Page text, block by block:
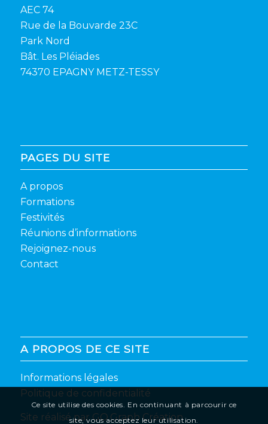
AEC 74
Rue de la Bouvarde 23C
Park Nord
Bât. Les Pléiades
74370 EPAGNY METZ-TESSY
PAGES DU SITE
A propos
Formations
Festivités
Réunions d’informations
Rejoignez-nous
Contact
A PROPOS DE CE SITE
Informations légales
Politique de confidentialité
Site réalisé parGO.Graph Création
Ce site utilise des cookies. En continuant à parcourir ce
site, vous acceptez leur utilisation.